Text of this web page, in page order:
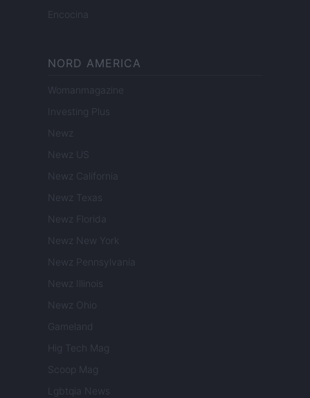
Encocina
NORD AMERICA
Womanmagazine
Investing Plus
Newz
Newz US
Newz California
Newz Texas
Newz Florida
Newz New York
Newz Pennsylvania
Newz Illinois
Newz Ohio
Gameland
Hig Tech Mag
Scoop Mag
Lgbtqia News